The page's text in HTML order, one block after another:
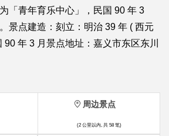
「青年育乐中心」，民国 90 年 3
景点建造：刻立：明治 39 年 ( 西元
90 年 3 月景点地址：嘉义市东区东川
周边景点
(2 公里以内, 共 58 笔)